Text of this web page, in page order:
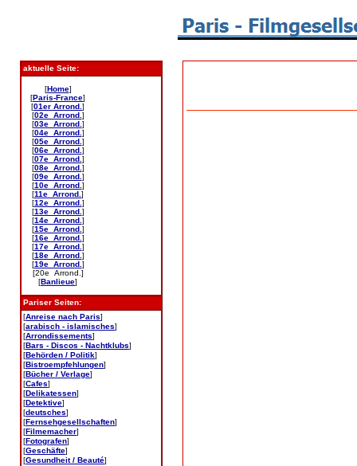
aktuelle Seite:
[Home]
[Paris-France]
[01er Arrond. ]
[02e Arrond. ]
[03e Arrond. ]
[04e Arrond. ]
[05e Arrond. ]
[06e Arrond. ]
[07e Arrond. ]
[08e Arrond. ]
[09e Arrond. ]
[10e Arrond. ]
[11e Arrond. ]
[12e Arrond. ]
[13e Arrond. ]
[14e Arrond. ]
[15e Arrond. ]
[16e Arrond. ]
[17e Arrond. ]
[18e Arrond. ]
[19e Arrond. ]
[20e Arrond.]
[Banlieue]
Pariser Seiten:
[Anreise nach Paris]
[arabisch - islamisches]
[Arrondissements]
[Bars - Discos - Nachtklubs]
[Behörden / Politik]
[Bistroempfehlungen]
[Bücher / Verlage]
[Cafes]
[Delikatessen]
[Detektive]
[deutsches]
[Fernsehgesellschaften]
[Filmemacher]
[Fotografen]
[Geschäfte]
[Gesundheit / Beauté]